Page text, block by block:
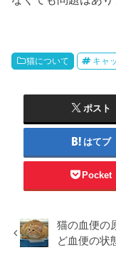
猫について キャ
ポスト
はてブ
Pocket
猫の血便の
ど血便の状